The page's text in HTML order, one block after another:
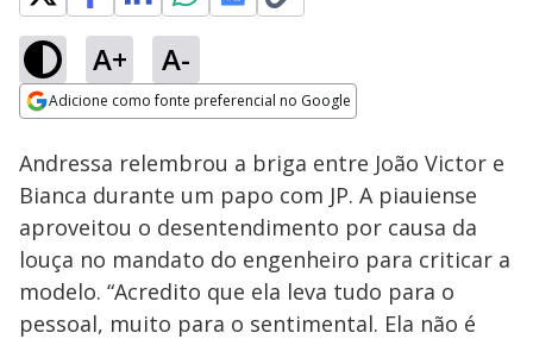
A+ A-
Adicione como fonte preferencial no Google
Ativar
Loaded
20.27%
Andressa relembrou a briga entre João Victor e
Bianca durante um papo com JP. A piauiense
aproveitou o desentendimento por causa da
louça no mandato do engenheiro para criticar a
modelo. “Acredito que ela leva tudo para o
pessoal, muito para o sentimental. Ela não é